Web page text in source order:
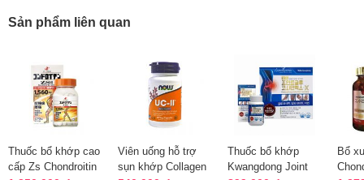
Sản phẩm liên quan
Thuốc bổ khớp cao
cấp Zs Chondroitin
Viên uống hỗ trợ
sụn khớp Collagen
Thuốc bổ khớp
Kwangdong Joint
Bổ